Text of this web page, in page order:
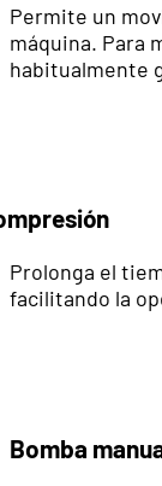
Permite un
máquina. Para
habitualmente
Prolonga el
facilitando la
Bomba